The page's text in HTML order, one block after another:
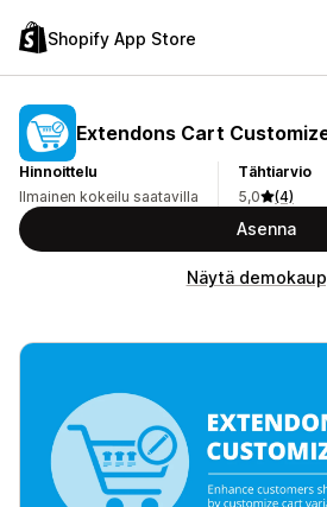
Shopify App Store
Extendons Cart
Hinnoittelu
Ilmainen kokeilu saatavilla
Tähtiarvio
5,0
(4)
Asenna
Näytä